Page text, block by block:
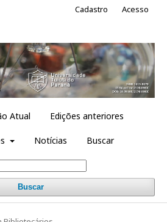
Atual Edições anteriores
Notícias Buscar
Buscar
Cadastro Acesso